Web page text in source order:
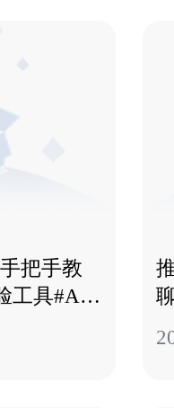
把手教
工具#AI